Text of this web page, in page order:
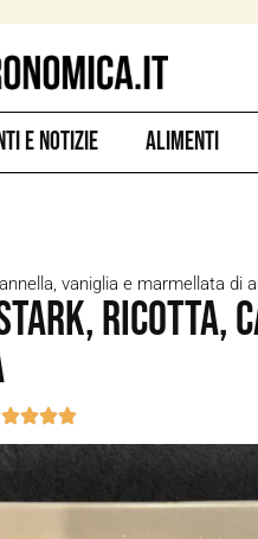
e Notizie Alimenti
vaniglia e marmellata di
ricotta,